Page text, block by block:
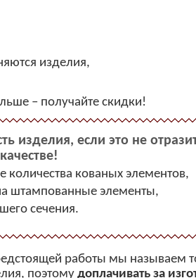
изделия,
– получайте скидки!
изделия, если это не
качестве!
количества кованых элементов,
штампованные элементы,
сечения.
работы мы называем
поэтому доплачивать за